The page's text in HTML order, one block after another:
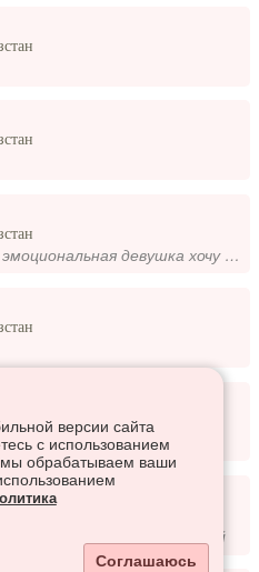
Я очень яркая и эмоциональная девушка хочу найти свою половинку для серьёзных отношений
петь, играть, люблю детей
версии сайта
с использованием
обрабатываем ваши
Соглашаюсь